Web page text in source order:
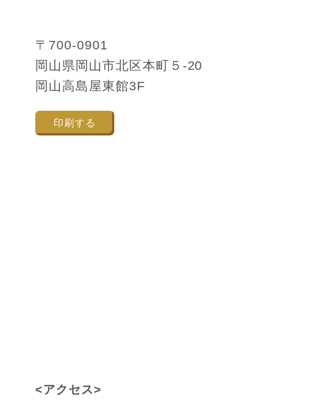
〒700-0901
岡山県岡山市北区本町５‐20
岡山高島屋東館3F
印刷する
<アクセス>